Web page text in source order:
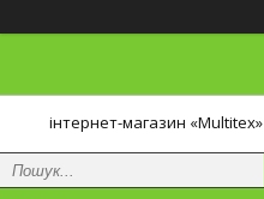
інтернет-магазин «Multitex»